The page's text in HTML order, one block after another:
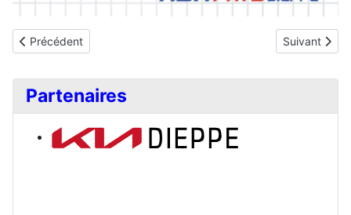
Article précédent : Formation extincteurs
Précédent Article
Suivant
Partenaires